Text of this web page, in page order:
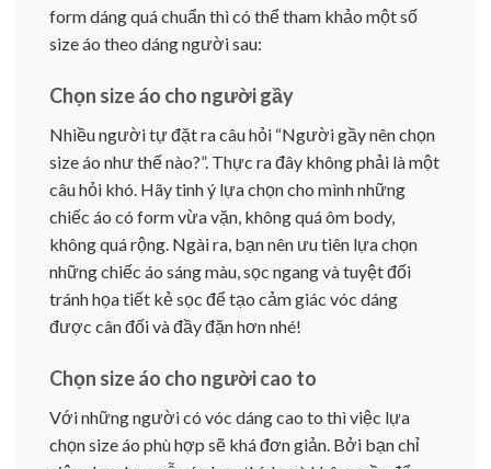
form dáng quá chuẩn thì có thể tham khảo một số
size áo theo dáng người sau:
Chọn size áo cho người gầy
Nhiều người tự đặt ra câu hỏi “Người gầy nên chọn
size áo như thế nào?”. Thực ra đây không phải là một
câu hỏi khó. Hãy tinh ý lựa chọn cho mình những
chiếc áo có form vừa vặn, không quá ôm body,
không quá rộng. Ngài ra, bạn nên ưu tiên lựa chọn
những chiếc áo sáng màu, sọc ngang và tuyệt đối
tránh họa tiết kẻ sọc để tạo cảm giác vóc dáng
được cân đối và đầy đặn hơn nhé!
Chọn size áo cho người cao to
Với những người có vóc dáng cao to thì việc lựa
chọn size áo phù hợp sẽ khá đơn giản. Bởi bạn chỉ